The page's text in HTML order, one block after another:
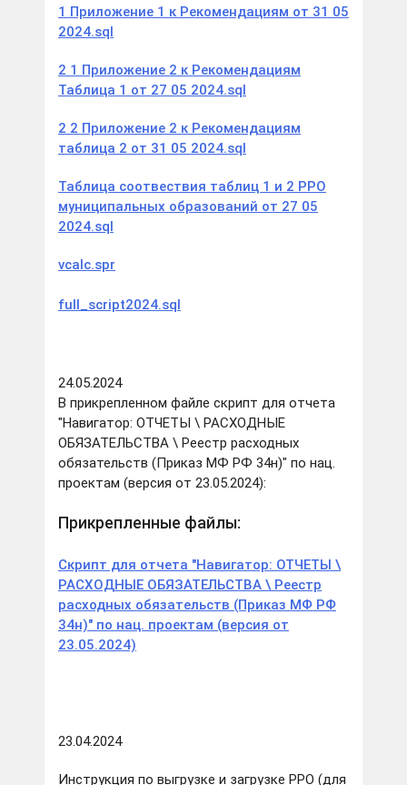
1 Приложение 1 к Рекомендациям от 31 05
2024.sql
2 1 Приложение 2 к Рекомендациям
Таблица 1 от 27 05 2024.sql
2 2 Приложение 2 к Рекомендациям
таблица 2 от 31 05 2024.sql
Таблица соотвествия таблиц 1 и 2 РРО
муниципальных образований от 27 05
2024.sql
vcalc.spr
full_script2024.sql
24.05.2024
В прикрепленном файле cкрипт для отчета
"Навигатор: ОТЧЕТЫ \ РАСХОДНЫЕ
ОБЯЗАТЕЛЬСТВА \ Реестр расходных
обязательств (Приказ МФ РФ 34н)" по нац.
проектам (версия от 23.05.2024):
Прикрепленные файлы:
Скрипт для отчета "Навигатор: ОТЧЕТЫ \
РАСХОДНЫЕ ОБЯЗАТЕЛЬСТВА \ Реестр
расходных обязательств (Приказ МФ РФ
34н)" по нац. проектам (версия от
23.05.2024)
23.04.2024
Инструкция по выгрузке и загрузке РРО (для